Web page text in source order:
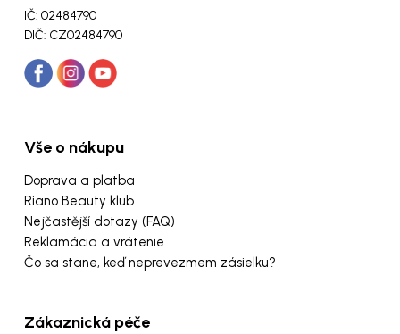
IČ: 02484790
DIČ: CZ02484790
Vše o nákupu
Doprava a platba
Riano Beauty klub
Nejčastější dotazy (FAQ)
Reklamácia a vrátenie
Čo sa stane, keď neprevezmem zásielku?
Zákaznická péče